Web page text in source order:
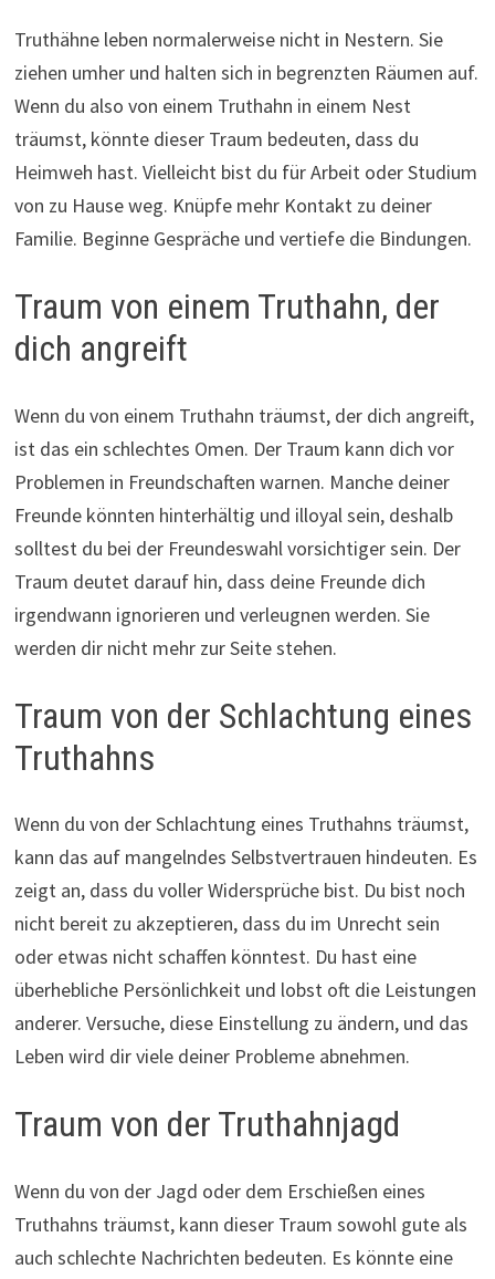
Truthähne leben normalerweise nicht in Nestern. Sie
ziehen umher und halten sich in begrenzten Räumen auf.
Wenn du also von einem Truthahn in einem Nest
träumst, könnte dieser Traum bedeuten, dass du
Heimweh hast. Vielleicht bist du für Arbeit oder Studium
von zu Hause weg. Knüpfe mehr Kontakt zu deiner
Familie. Beginne Gespräche und vertiefe die Bindungen.
Traum von einem Truthahn, der
dich angreift
Wenn du von einem Truthahn träumst, der dich angreift,
ist das ein schlechtes Omen. Der Traum kann dich vor
Problemen in Freundschaften warnen. Manche deiner
Freunde könnten hinterhältig und illoyal sein, deshalb
solltest du bei der Freundeswahl vorsichtiger sein. Der
Traum deutet darauf hin, dass deine Freunde dich
irgendwann ignorieren und verleugnen werden. Sie
werden dir nicht mehr zur Seite stehen.
Traum von der Schlachtung eines
Truthahns
Wenn du von der Schlachtung eines Truthahns träumst,
kann das auf mangelndes Selbstvertrauen hindeuten. Es
zeigt an, dass du voller Widersprüche bist. Du bist noch
nicht bereit zu akzeptieren, dass du im Unrecht sein
oder etwas nicht schaffen könntest. Du hast eine
überhebliche Persönlichkeit und lobst oft die Leistungen
anderer. Versuche, diese Einstellung zu ändern, und das
Leben wird dir viele deiner Probleme abnehmen.
Traum von der Truthahnjagd
Wenn du von der Jagd oder dem Erschießen eines
Truthahns träumst, kann dieser Traum sowohl gute als
auch schlechte Nachrichten bedeuten. Es könnte eine